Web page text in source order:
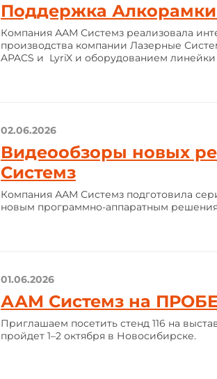
Поддержка
Компания ААМ Системз реализовала
производства компании Лазерные
APACS и LyriX и оборудованием линейки
02.06.2026
Видеообзоры новых
Системз
Компания ААМ Системз подготовила
новым программно-аппаратным
01.06.2026
ААМ Системз на
Приглашаем посетить стенд 116 на
пройдет 1–2 октября в Новосибирске.